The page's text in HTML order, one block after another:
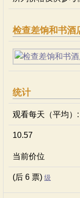
检查差饷和书酒
统计
观看每天（平均）:
10.57
当前价位
(后 6 票) 级